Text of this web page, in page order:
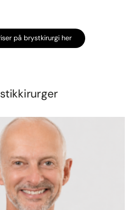
på brystkirurgi her